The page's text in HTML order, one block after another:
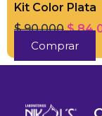
Kit Color Plata
$90.000 $
Comprar